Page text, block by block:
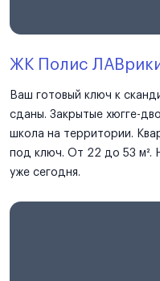
ЖК Полис
Ваш готовый ключ к
сданы. Закрытые хюгге-
школа на территории.
под ключ. От 22 до 53 м².
уже сегодня.